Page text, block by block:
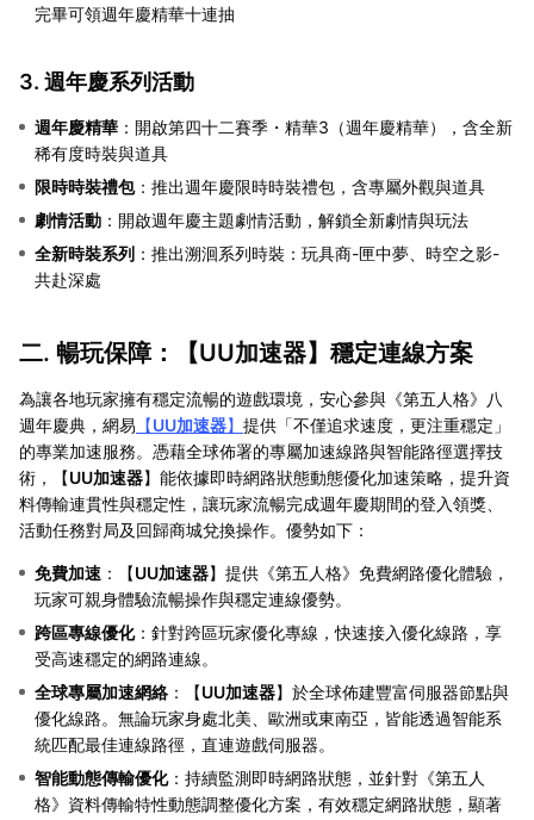
完畢可領週年慶精華十連抽
3. 週年慶系列活動
週年慶精華 ：開啟第四十二賽季・精華3（週年慶精華），含全新
稀有度時裝與道具
限時時裝禮包：推出週年慶限時時裝禮包，含專屬外觀與道具
劇情活動 ：開啟週年慶主題劇情活動，解鎖全新劇情與玩法
全新時裝系列 ：推出溯洄系列時裝：玩具商-匣中夢、時空之影-
共赴深處
二. 暢玩保障：【UU加速器】穩定連線方案
為讓各地玩家擁有穩定流暢的遊戲環境，安心參與《第五人格》八
週年慶典，網易 【UU加速器】 提供「不僅追求速度，更注重穩定」
的專業加速服務。憑藉全球佈署的專屬加速線路與智能路徑選擇技
術，【UU加速器】能依據即時網路狀態動態優化加速策略，提升資
料傳輸連貫性與穩定性，讓玩家流暢完成週年慶期間的登入領獎、
活動任務對局及回歸商城兌換操作。優勢如下：
免費加速 ：【UU加速器】提供《第五人格》免費網路優化體驗，
玩家可親身體驗流暢操作與穩定連線優勢。
跨區專線優化：針對跨區玩家優化專線，快速接入優化線路，享
受高速穩定的網路連線。
全球專屬加速網絡：【UU加速器】於全球佈建豐富伺服器節點與
優化線路。無論玩家身處北美、歐洲或東南亞，皆能透過智能系
統匹配最佳連線路徑，直連遊戲伺服器。
智能動態傳輸優化：持續監測即時網路狀態，並針對《第五人
格》資料傳輸特性動態調整優化方案，有效穩定網路狀態，顯著